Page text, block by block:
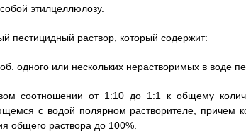
этилцеллюлозу.
пестицидный раствор, который содержит:
одного или нескольких нерастворимых в воде
соотношении от 1:10 до 1:1 к общему
с водой полярном растворителе, причем
общего раствора до 100%.